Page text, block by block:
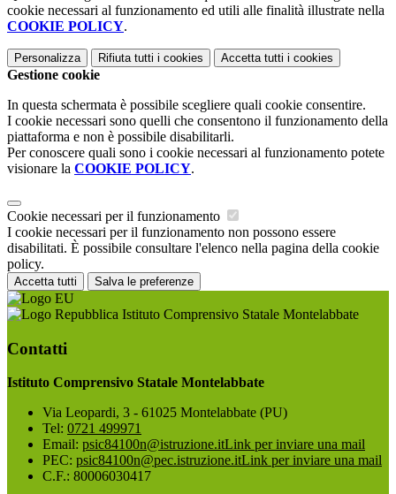
cookie necessari al funzionamento ed utili alle finalità illustrate nella
COOKIE POLICY.
Personalizza Rifiuta tutti i cookies Accetta tutti i cookies
Gestione cookie
In questa schermata è possibile scegliere quali cookie consentire.
I cookie necessari sono quelli che consentono il funzionamento della
piattaforma e non è possibile disabilitarli.
Per conoscere quali sono i cookie necessari al funzionamento potete
visionare la COOKIE POLICY.
Cookie necessari per il funzionamento
I cookie necessari per il funzionamento non possono essere
disabilitati. È possibile consultare l'elenco nella pagina della cookie
policy.
Accetta tutti Salva le preferenze
Istituto Comprensivo Statale Montelabbate
Contatti
Istituto Comprensivo Statale Montelabbate
Via Leopardi, 3 - 61025 Montelabbate (PU)
Tel: 0721 499971
Email: psic84100n@istruzione.itLink per inviare una mail
PEC: psic84100n@pec.istruzione.itLink per inviare una mail
C.F.: 80006030417